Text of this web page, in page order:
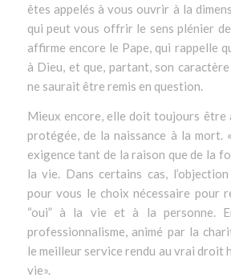
êtes appelés à vous ouvrir à la
qui peut vous offrir le sens plénier
affirme encore le Pape, qui rappelle
à Dieu, et que, partant, son
ne saurait être remis en question.
Mieux encore, elle doit toujours être
protégée, de la naissance à la mort. «
exigence tant de la raison que de la
la vie. Dans certains cas,
pour vous le choix nécessaire pour
“oui” à la vie et à la personne.
professionnalisme, animé par la
le meilleur service rendu au vrai droit
vie».